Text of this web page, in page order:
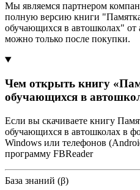
Мы являемся партнером
полную версию книги
обучающихся в автошколах" от
можно только после покупки.
Чем открыть книгу
обучающихся в
Если вы скачиваете книгу
обучающихся в автошколах в
Windows или телефонов
программу FBReader
База знаний (β)